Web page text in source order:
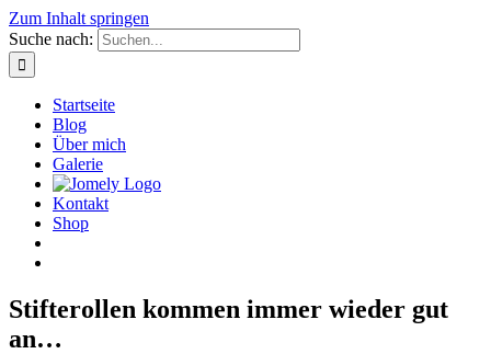
Zum Inhalt springen
Suche nach:
Startseite
Blog
Über mich
Galerie
Kontakt
Shop
Stifterollen kommen immer wieder gut
an…